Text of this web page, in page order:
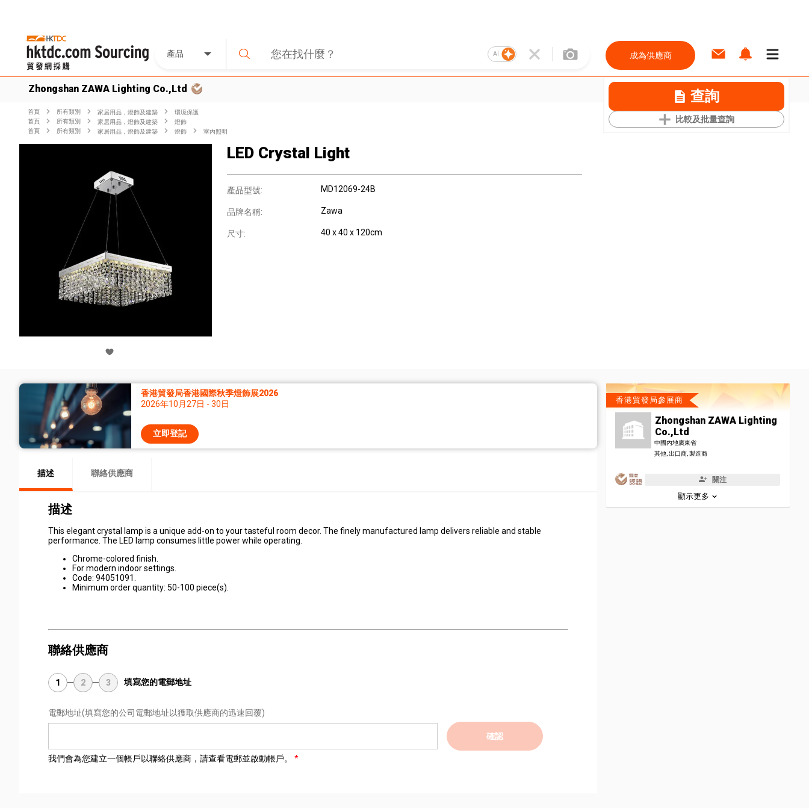
產品 AI 成為供應商
Zhongshan ZAWA Lighting Co.,Ltd 查詢
比較及批量查詢
首頁 所有類別 家居用品，燈飾及建築
環境保護
首頁
所有類別 家居用品，燈飾及建築
燈飾
首頁
所有類別 家居用品，燈飾及建築 燈飾 室內照明
LED Crystal Light
產品型號: MD12069-24B
品牌名稱: Zawa
尺寸: 40 x 40 x 120cm
香港貿發局香港國際秋季燈飾展2026
2026年10月27日 - 30日
立即登記
描述 聯絡供應商
描述
This elegant crystal lamp is a unique add-on to your tasteful room decor. The finely manufactured lamp delivers reliable and stable
performance. The LED lamp consumes little power while operating.
Chrome-colored finish.
For modern indoor settings.
Code: 94051091.
Minimum order quantity: 50-100 piece(s).
聯絡供應商
1 2 3 填寫您的電郵地址
電郵地址(填寫您的公司電郵地址以獲取供應商的迅速回覆)
確認
我們會為您建立一個帳戶以聯絡供應商，請查看電郵並啟動帳戶。
香港貿發局參展商
Zhongshan ZAWA Lighting
Co.,Ltd
中國內地廣東省
其他, 出口商, 製造商
關注
顯示更多